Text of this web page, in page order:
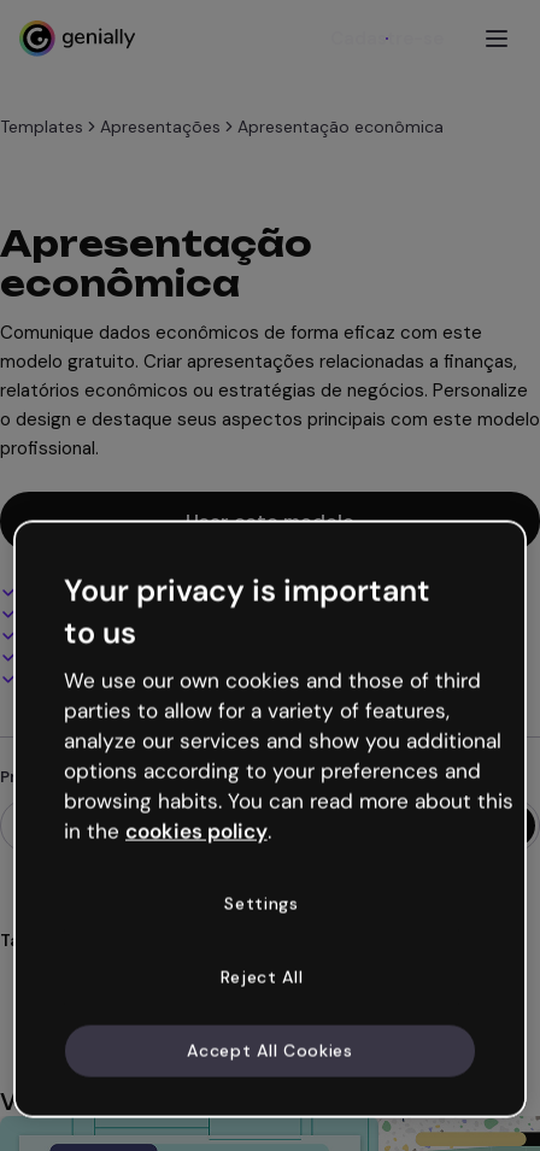
Cadastre-se
Templates Apresentações Apresentação econômica
Apresentação
econômica
Comunique dados econômicos de forma eficaz com este
modelo gratuito. Criar apresentações relacionadas a finanças,
relatórios econômicos ou estratégias de negócios. Personalize
o design e destaque seus aspectos principais com este modelo
profissional.
Usar este modelo
Design interativo e animado
100% personalizável
Adicione áudio, vídeo e multimídia
Baixe em PDF, MP4 e outros formatos
Procurando algo diferente?
Tags
econômicos
Você também pode gostar
Your privacy is important
to us
We use our own cookies and those of third
parties to allow for a variety of features,
analyze our services and show you additional
options according to your preferences and
browsing habits. You can read more about this
in the cookies policy.
Settings
Reject All
Accept All Cookies